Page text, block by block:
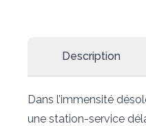
Description
Dans l’immensité
une station-service